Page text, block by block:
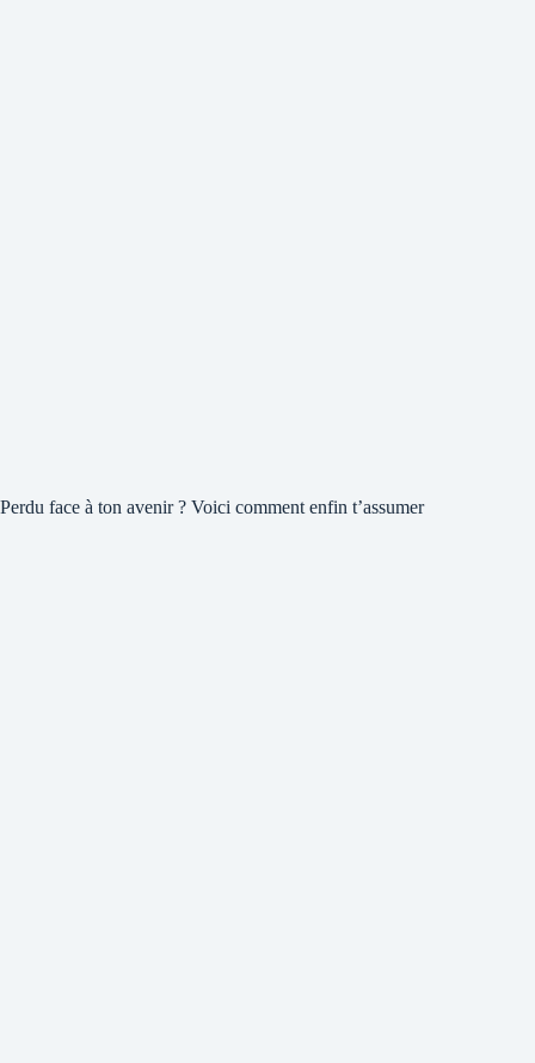
Perdu face à ton avenir ? Voici comment enfin t’assumer